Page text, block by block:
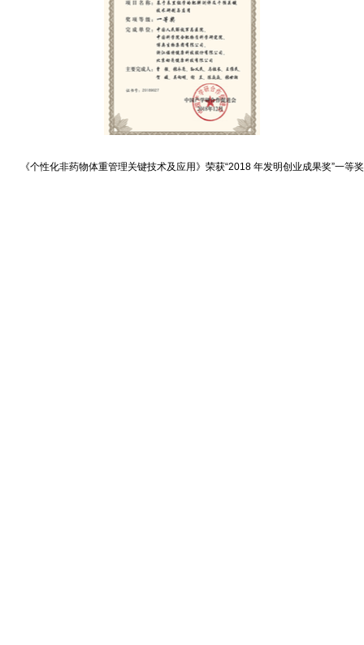
《个性化非药物体重管理关键技术及应用》荣获“2018 年发明创业成果奖”一等奖